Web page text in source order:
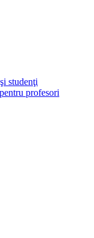
studenţi
profesori